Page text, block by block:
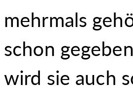
mehrmals
schon
wird sie auch